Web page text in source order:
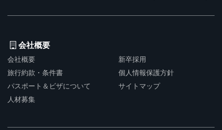
会社概要
会社概要
旅行約款・条件書
パスポート＆ビザについて
人材募集
新卒採用
個人情報保護方針
サイトマップ